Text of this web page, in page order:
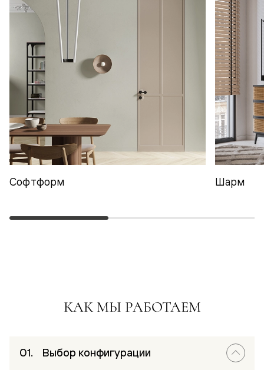
Софтформ Шарм
КАК МЫ РАБОТАЕМ
Выбор конфигурации